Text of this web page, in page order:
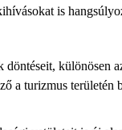
is
különösen
a turizmus területén